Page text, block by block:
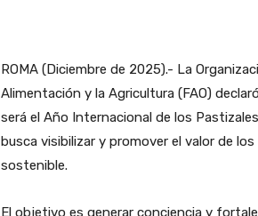
ROMA (Diciembre de 2025).- La
Alimentación y la Agricultura (FAO)
será el Año Internacional de los
busca visibilizar y promover el valor de
sostenible.
El objetivo es generar conciencia y